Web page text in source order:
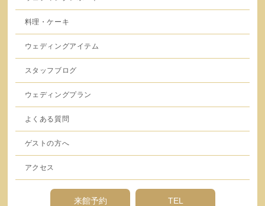
料理・ケーキ
ウェディングアイテム
スタッフブログ
ウェディングプラン
よくある質問
ゲストの方へ
アクセス
来館予約 TEL